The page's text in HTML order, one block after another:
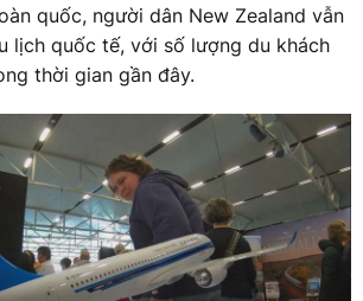
quốc, người dân New Zealand vẫn
lịch quốc tế, với số lượng du khách
thời gian gần đây.